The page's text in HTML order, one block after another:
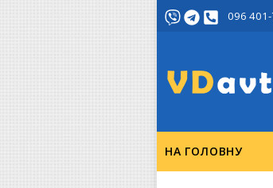
096
НА ГОЛОВНУ